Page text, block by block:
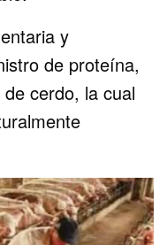
y
de proteína,
cerdo, la cual